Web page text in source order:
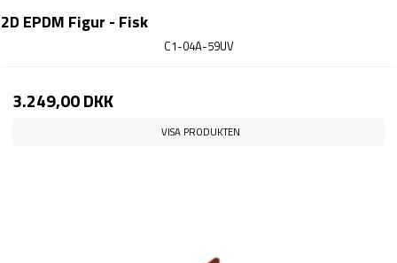
2D EPDM Figur - Fisk
C1-04A-59UV
3.249,00 DKK
VISA PRODUKTEN